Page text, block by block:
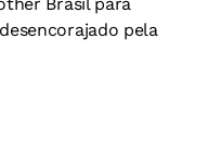
pela